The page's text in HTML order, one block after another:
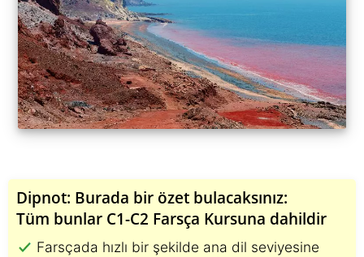
Dipnot: Burada bir özet bulacaksınız:
Tüm bunlar C1-C2 Farsça Kursuna dahildir
Farsçada hızlı bir şekilde ana dil seviyesine